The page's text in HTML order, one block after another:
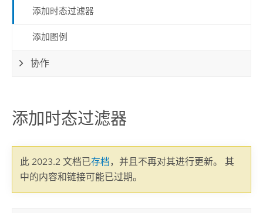
添加时态过滤器
添加图例
协作
添加时态过滤器
此 2023.2 文档已存档，并且不再对其进行更新。 其
中的内容和链接可能已过期。